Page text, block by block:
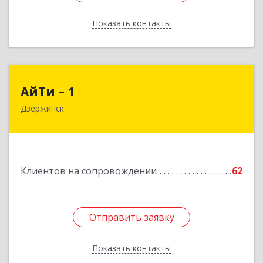
Показать контакты
Назад
АйТи – 1
Дзержинск
Клиентов на сопровождении 62
Отправить заявку
Показать контакты
606015, Нижегородская обл, Дзержинск г,
Отправить заявку
Назад